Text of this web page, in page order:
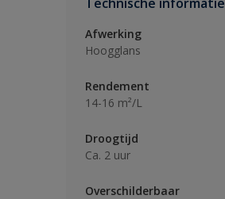
Afwerking
Hoogglans
Rendement
14-16 m²/L
Droogtijd
Ca. 2 uur
Overschilderbaar